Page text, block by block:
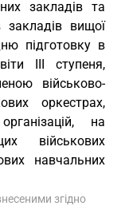
закладів та
закладів вищої
підготовку в
III ступеня,
військово-
оркестрах,
на
військових
навчальних
згідно